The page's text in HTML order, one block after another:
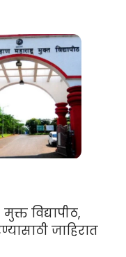
विद्यापीठ,
जाहिरात